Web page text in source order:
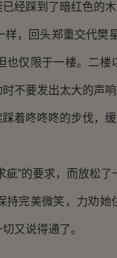
踩到了暗红色的木
回头郑重交代樊
也仅限于一楼。二楼
不要发出太大的声响
咚咚咚的步伐，缓
”的要求，而放松了
完美微笑，力劝她
又说得通了。